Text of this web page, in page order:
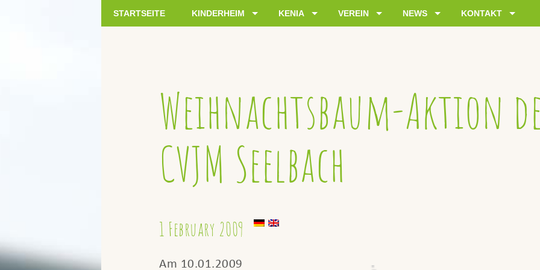
STARTSEITE KINDERHEIM KENIA VEREIN NEWS KONTAKT
Weihnachtsbaum-Aktion
CVJM Seelbach
1 February 2009
Am 10.01.2009